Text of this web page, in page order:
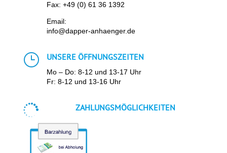
Fax: +49 (0) 61 36 1392
Email:
info@dapper-anhaenger.de
} UNSERE ÖFFNUNGSZEITEN
Mo – Do: 8-12 und 13-17 Uhr
Fr: 8-12 und 13-16 Uhr
 ZAHLUNGSMÖGLICHKEITEN